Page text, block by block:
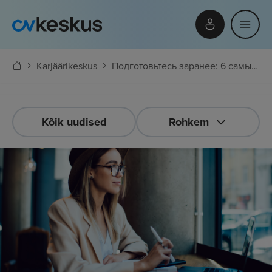
Karjäärikeskus Подготовьтесь заранее: 6 самых сложных вопросов на собеседовании
Kõik uudised Rohkem